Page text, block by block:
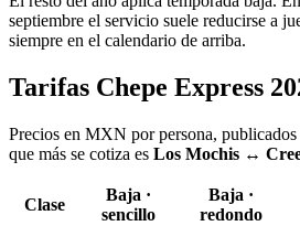
septiembre el servicio suele reducirse a
siempre en el calendario de arriba.
Tarifas Chepe Express
Precios en MXN por persona,
que más se cotiza es Los Mochis ↔
Clase
Baja ·
sencillo
Baja ·
redondo